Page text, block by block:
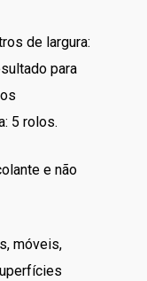
de largura:
para
5 rolos.
e não
móveis,